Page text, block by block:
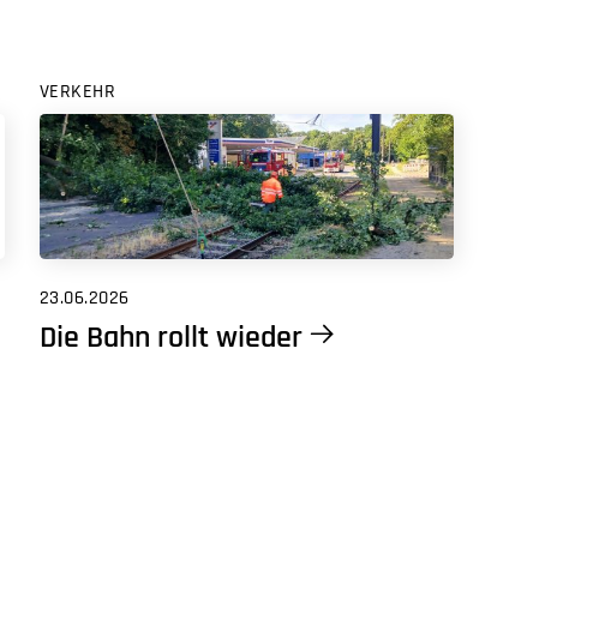
VERKEHR
23.06.2026
Die Bahn rollt wieder